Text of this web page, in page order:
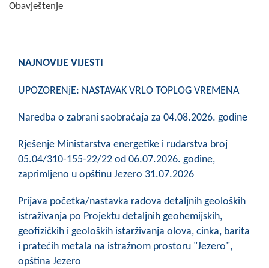
Službeni Glasnici
INFO
Vijesti
Aktivnosti
Javni pozivi
Obavještenja
Zaštita od požara
Obavještenje
NAJNOVIJE VIJESTI
UPOZORENjE: NASTAVAK VRLO TOPLOG VREMENA
Naredba o zabrani saobraćaja za 04.08.2026. godine
Rješenje Ministarstva energetike i rudarstva broj
05.04/310-155-22/22 od 06.07.2026. godine,
zaprimljeno u opštinu Jezero 31.07.2026
Prijava početka/nastavka radova detaljnih geoloških
istraživanja po Projektu detaljnih geohemijskih,
geofizičkih i geoloških istarživanja olova, cinka, barita
i pratećih metala na istražnom prostoru "Jezero",
opština Jezero